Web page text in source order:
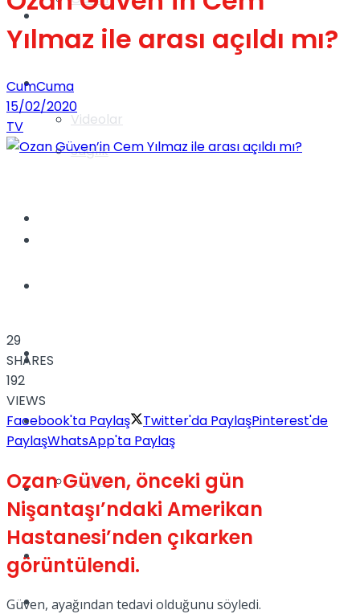
Videolar
Yaşam
Sağlık
TV
Gündem
Yaşam
Sağlık
Dünya
Türkiye
Müzik
Sinema
Yılmaz ile arası açıldı mı?
CumCuma
15/02/2020
TV
29
SHARES
192
VIEWS
Facebook'ta Paylaş
Twitter'da PaylaşPinterest'de
PaylaşWhatsApp'ta Paylaş
Ozan Güven, önceki gün
Nişantaşı’ndaki Amerikan
Hastanesi’nden çıkarken
görüntülendi.
Güven, ayağından tedavi olduğunu söyledi.